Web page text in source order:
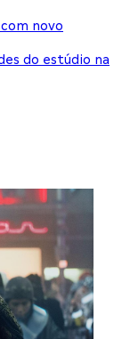
novo
do estúdio na